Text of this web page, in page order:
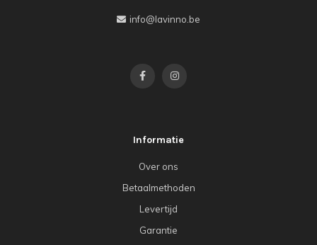
info@lavinno.be
Informatie
Over ons
Betaalmethoden
Levertijd
Garantie